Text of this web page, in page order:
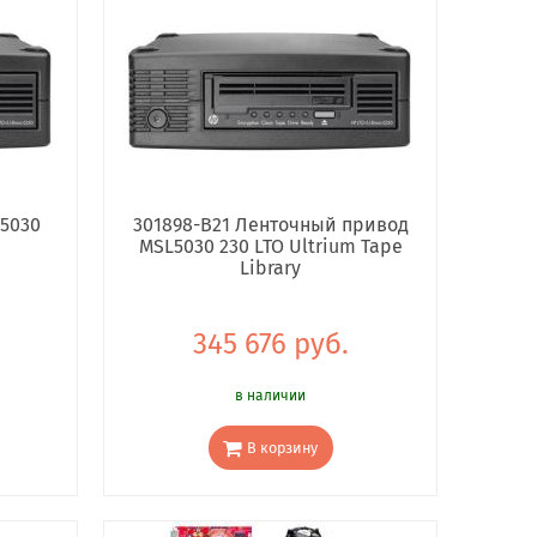
301898-B21 Ленточный привод
MSL5030 230 LTO Ultrium Tape
Library
345 676 руб.
в наличии
В корзину